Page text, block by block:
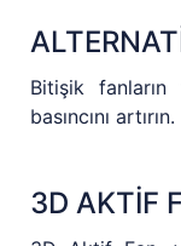
Bitişik fanların
basıncını artırın.
3D AKTİF